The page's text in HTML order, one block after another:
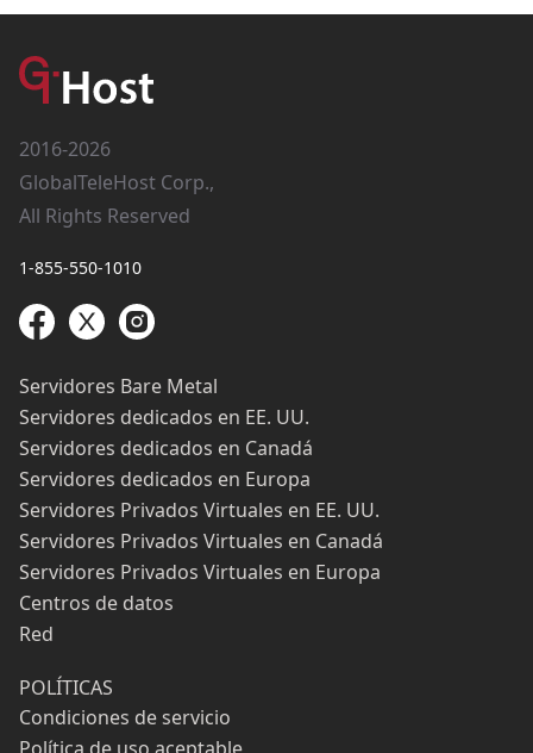
2016-2026
GlobalTeleHost Corp.,
All Rights Reserved
1-855-550-1010
Servidores Bare Metal
Servidores dedicados en EE. UU.
Servidores dedicados en Canadá
Servidores dedicados en Europa
Servidores Privados Virtuales en EE. UU.
Servidores Privados Virtuales en Canadá
Servidores Privados Virtuales en Europa
Centros de datos
Red
POLÍTICAS
Condiciones de servicio